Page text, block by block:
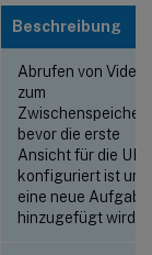
Beschreibung
Abrufen von Video
zum
bevor die erste
Ansicht für die URL
konfiguriert ist und
eine neue Aufgabe
hinzugefügt wird.